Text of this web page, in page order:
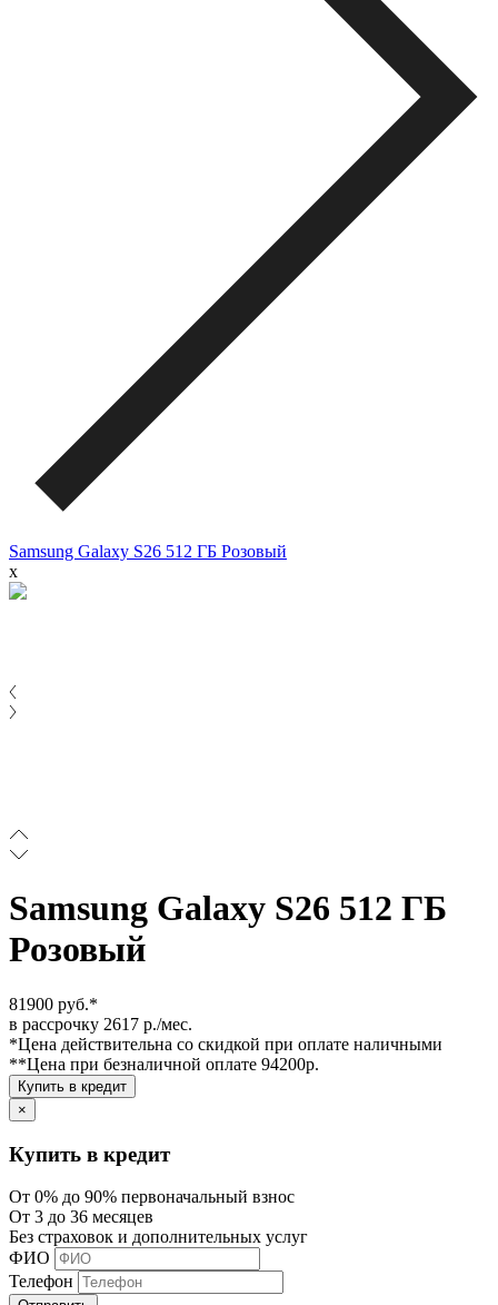
Samsung Galaxy S26 512 ГБ Розовый
x
Samsung Galaxy S26 512 ГБ
Розовый
81900 руб.*
в рассрочку 2617 р./мес.
*Цена действительна со скидкой при оплате наличными
**Цена при безналичной оплате 94200р.
Купить в кредит
×
Купить в кредит
От 0% до 90% первоначальный взнос
От 3 до 36 месяцев
Без страховок и дополнительных услуг
ФИО
Телефон